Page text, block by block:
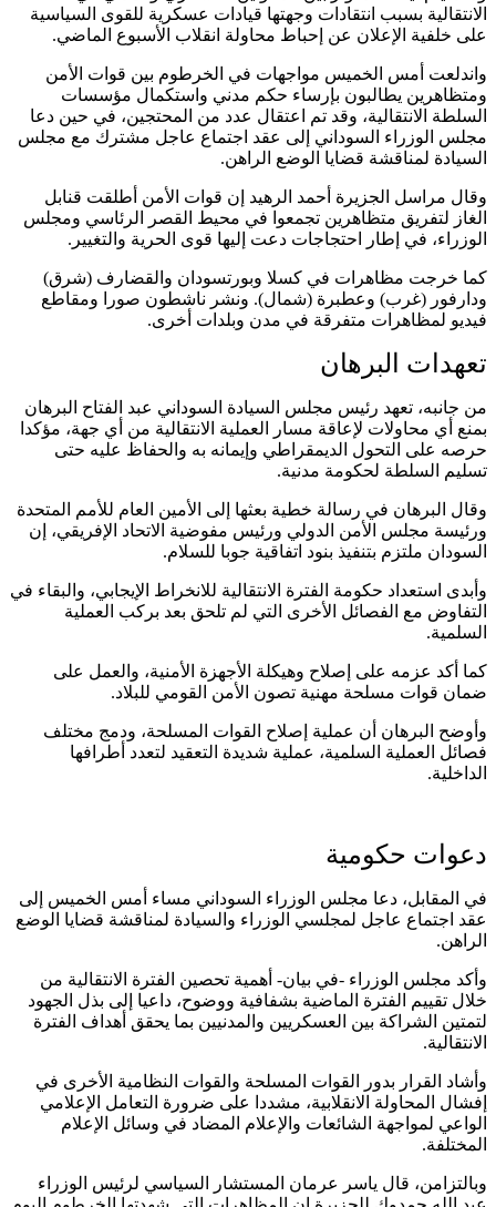
الانتقالية بسبب انتقادات وجهتها قيادات عسكرية للقوى السياسية
على خلفية الإعلان عن إحباط محاولة انقلاب الأسبوع الماضي.
واندلعت أمس الخميس مواجهات في الخرطوم بين قوات الأمن
ومتظاهرين يطالبون بإرساء حكم مدني واستكمال مؤسسات
السلطة الانتقالية، وقد تم اعتقال عدد من المحتجين، في حين دعا
مجلس الوزراء السوداني إلى عقد اجتماع عاجل مشترك مع مجلس
السيادة لمناقشة قضايا الوضع الراهن.
وقال مراسل الجزيرة أحمد الرهيد إن قوات الأمن أطلقت قنابل
الغاز لتفريق متظاهرين تجمعوا في محيط القصر الرئاسي ومجلس
الوزراء، في إطار احتجاجات دعت إليها قوى الحرية والتغيير.
كما خرجت مظاهرات في كسلا وبورتسودان والقضارف (شرق)
ودارفور (غرب) وعطبرة (شمال). ونشر ناشطون صورا ومقاطع
فيديو لمظاهرات متفرقة في مدن وبلدات أخرى.
تعهدات البرهان
من جانبه، تعهد رئيس مجلس السيادة السوداني عبد الفتاح البرهان
بمنع أي محاولات لإعاقة مسار العملية الانتقالية من أي جهة، مؤكدا
حرصه على التحول الديمقراطي وإيمانه به والحفاظ عليه حتى
تسليم السلطة لحكومة مدنية.
وقال البرهان في رسالة خطية بعثها إلى الأمين العام للأمم المتحدة
ورئيسة مجلس الأمن الدولي ورئيس مفوضية الاتحاد الإفريقي، إن
السودان ملتزم بتنفيذ بنود اتفاقية جوبا للسلام.
وأبدى استعداد حكومة الفترة الانتقالية للانخراط الإيجابي، والبقاء في
التفاوض مع الفصائل الأخرى التي لم تلحق بعد بركب العملية
السلمية.
كما أكد عزمه على إصلاح وهيكلة الأجهزة الأمنية، والعمل على
ضمان قوات مسلحة مهنية تصون الأمن القومي للبلاد.
وأوضح البرهان أن عملية إصلاح القوات المسلحة، ودمج مختلف
فصائل العملية السلمية، عملية شديدة التعقيد لتعدد أطرافها
الداخلية.
دعوات حكومية
في المقابل، دعا مجلس الوزراء السوداني مساء أمس الخميس إلى
عقد اجتماع عاجل لمجلسي الوزراء والسيادة لمناقشة قضايا الوضع
الراهن.
وأكد مجلس الوزراء -في بيان- أهمية تحصين الفترة الانتقالية من
خلال تقييم الفترة الماضية بشفافية ووضوح، داعيا إلى بذل الجهود
لتمتين الشراكة بين العسكريين والمدنيين بما يحقق أهداف الفترة
الانتقالية.
وأشاد القرار بدور القوات المسلحة والقوات النظامية الأخرى في
إفشال المحاولة الانقلابية، مشددا على ضرورة التعامل الإعلامي
الواعي لمواجهة الشائعات والإعلام المضاد في وسائل الإعلام
المختلفة.
وبالتزامن، قال ياسر عرمان المستشار السياسي لرئيس الوزراء